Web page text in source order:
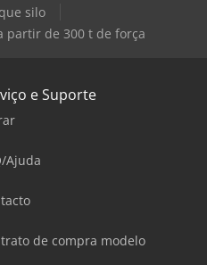
silo
partir de 300 t de força
e Suporte
Ajuda
de compra modelo